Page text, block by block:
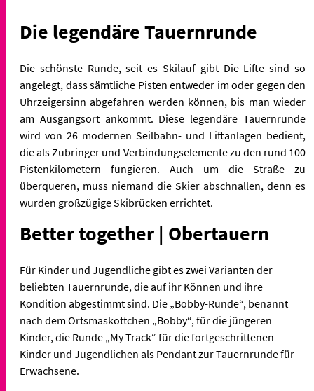
Die legendäre Tauernrunde
Die schönste Runde, seit es Skilauf gibt Die Lifte sind so
angelegt, dass sämtliche Pisten entweder im oder gegen den
Uhrzeigersinn abgefahren werden können, bis man wieder
am Ausgangsort ankommt. Diese legendäre Tauernrunde
wird von 26 modernen Seilbahn- und Liftanlagen bedient,
die als Zubringer und Verbindungselemente zu den rund 100
Pistenkilometern fungieren. Auch um die Straße zu
überqueren, muss niemand die Skier abschnallen, denn es
wurden großzügige Skibrücken errichtet.
Better together | Obertauern
Für Kinder und Jugendliche gibt es zwei Varianten der
beliebten Tauernrunde, die auf ihr Können und ihre
Kondition abgestimmt sind. Die „Bobby-Runde“, benannt
nach dem Ortsmaskottchen „Bobby“, für die jüngeren
Kinder, die Runde „My Track“ für die fortgeschrittenen
Kinder und Jugendlichen als Pendant zur Tauernrunde für
Erwachsene.